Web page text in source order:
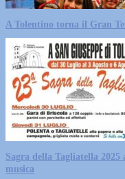
A Tolentino torna il Gran
Sagra della Tagliatella
musica